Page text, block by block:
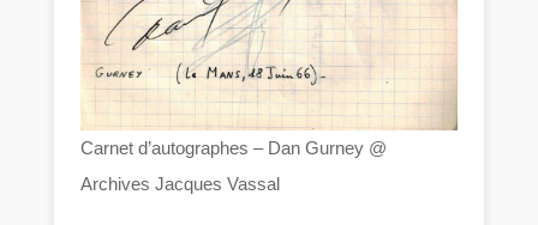
Carnet d’autographes – Dan Gurney @
Archives Jacques Vassal